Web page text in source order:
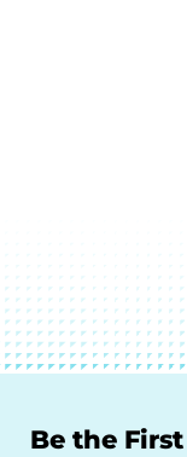
Be the